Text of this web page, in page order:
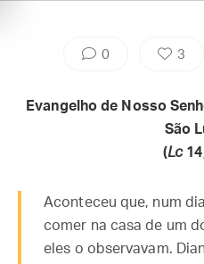
0 3
Evangelho de Nosso
São
(Lc
Aconteceu que, num
comer na casa de um
eles o observavam.